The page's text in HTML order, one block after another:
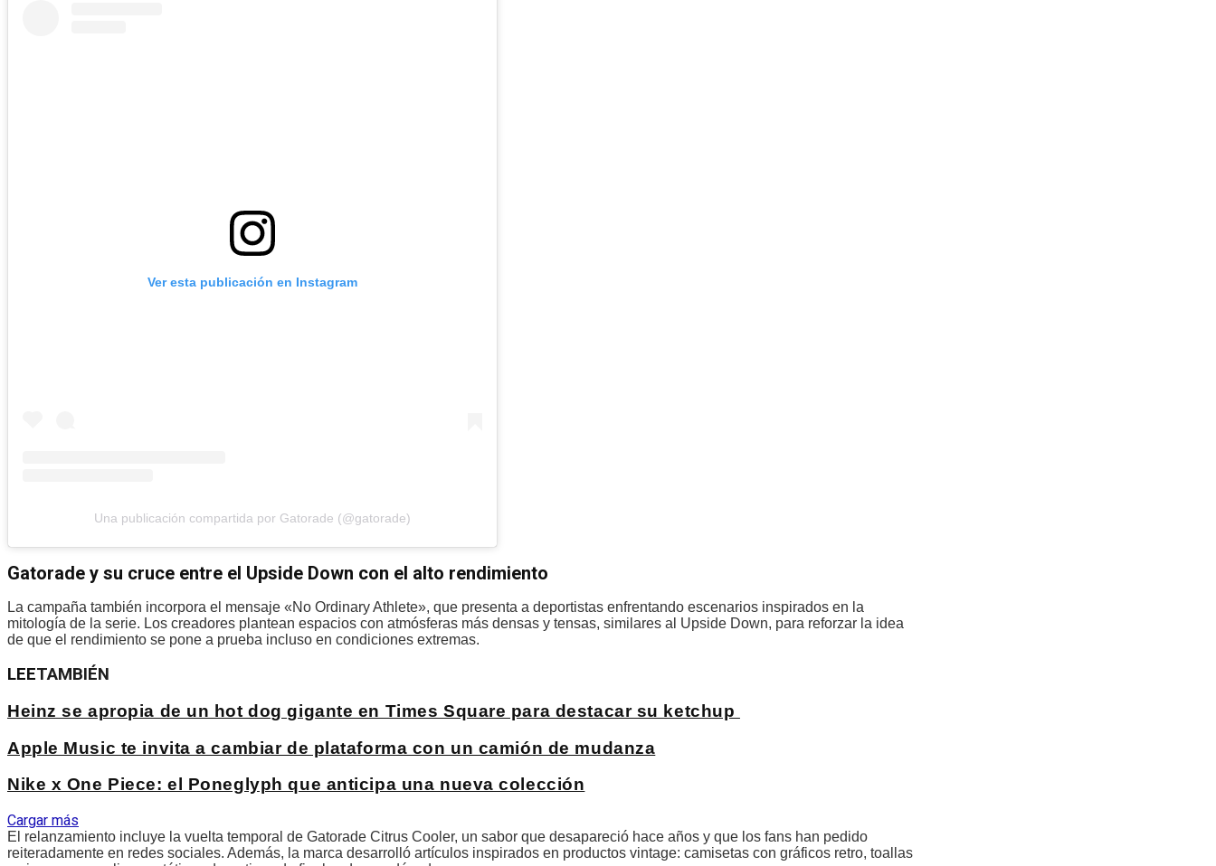
Ver esta publicación en Instagram
Una publicación compartida por Gatorade (@gatorade)
Gatorade y su cruce entre el Upside Down con el alto rendimiento
La campaña también incorpora el mensaje «No Ordinary Athlete», que presenta a deportistas enfrentando escenarios inspirados en la
mitología de la serie. Los creadores plantean espacios con atmósferas más densas y tensas, similares al Upside Down, para reforzar la idea
de que el rendimiento se pone a prueba incluso en condiciones extremas.
LEETAMBIÉN
Heinz se apropia de un hot dog gigante en Times Square para destacar su ketchup
Apple Music te invita a cambiar de plataforma con un camión de mudanza
Nike x One Piece: el Poneglyph que anticipa una nueva colección
Cargar más
El relanzamiento incluye la vuelta temporal de Gatorade Citrus Cooler, un sabor que desapareció hace años y que los fans han pedido
reiteradamente en redes sociales. Además, la marca desarrolló artículos inspirados en productos vintage: camisetas con gráficos retro, toallas